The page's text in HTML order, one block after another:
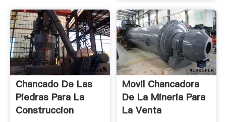
Chancado De Las
Piedras Para La
Construccion
Movil Chancadora
De La Mineria Para
La Venta